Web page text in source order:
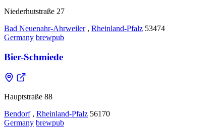
Niederhutstraße 27
Bad Neuenahr-Ahrweiler , Rheinland-Pfalz 53474
Germany brewpub
Bier-Schmiede
Hauptstraße 88
Bendorf , Rheinland-Pfalz 56170
Germany brewpub